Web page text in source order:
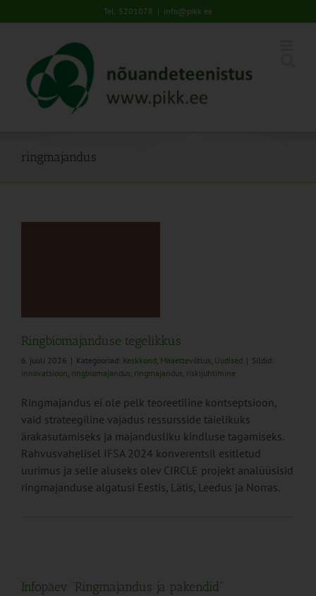
to
Tel: 5201078 | info@pikk.ee
ringmajandus
Ringbiomajanduse tegelikkus
6. juuli 2026 | Kategooriad: Keskkond, Maaettevõtlus, Uudised | Sildid:
innovatsioon, ringbiomajandus, ringmajandus, riskijuhtimine
Ringmajandus ei ole pelk teoreetiline kontseptsioon,
vaid strateegiline vajadus ressursside täielikuks
ärakasutamiseks ja majandusliku kindluse tagamiseks.
Rahvusvahelisel IFSA 2024 konverentsil esitletud
uurimus ja selle aluseks olev CIRCLE projekt analüüsisid
ringmajanduse algatusi Eestis, Lätis, Leedus ja Norras.
Infopäev “Ringmajandus ja pakendid”